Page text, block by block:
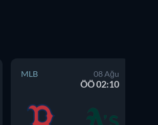
MLB 08 Ağu
ÖÖ 02:10